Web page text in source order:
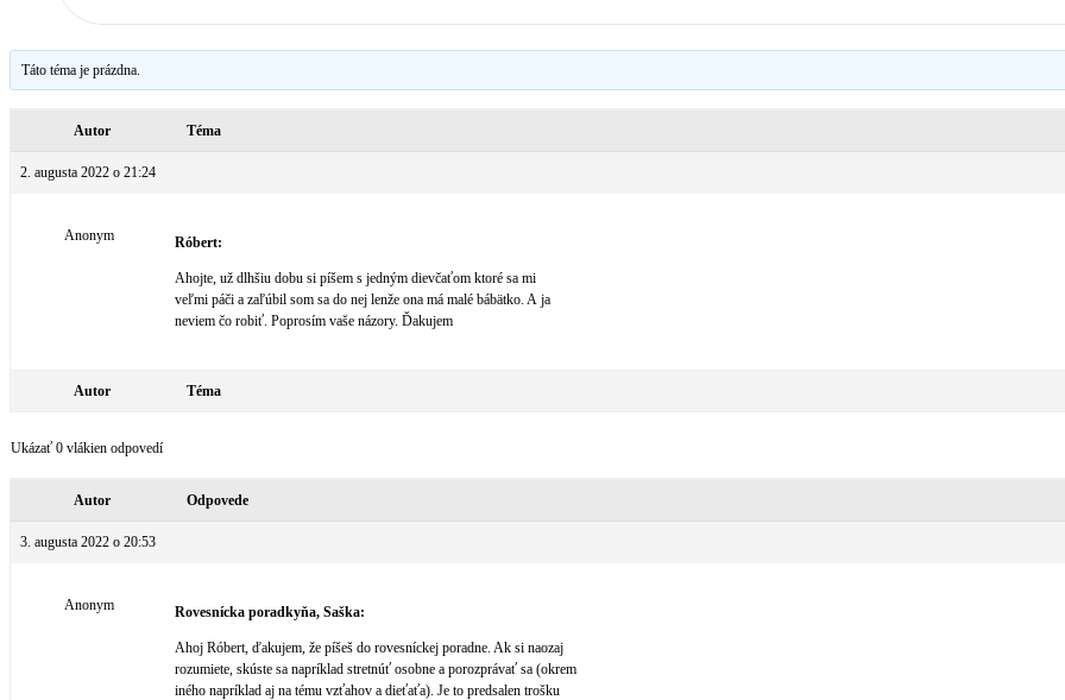
Táto téma je prázdna.
Autor Téma
2. augusta 2022 o 21:24
Anonym Róbert:
Ahojte, už dlhšiu dobu si píšem s jedným dievčaťom ktoré sa mi
veľmi páči a zaľúbil som sa do nej lenže ona má malé bábätko. A ja
neviem čo robiť. Poprosím vaše názory. Ďakujem
Autor Téma
Ukázať 0 vlákien odpovedí
Autor Odpovede
3. augusta 2022 o 20:53
Anonym Rovesnícka poradkyňa, Saška:
Ahoj Róbert, ďakujem, že píšeš do rovesníckej poradne. Ak si naozaj
rozumiete, skúste sa napríklad stretnúť osobne a porozprávať sa (okrem
iného napríklad aj na tému vzťahov a dieťaťa). Je to predsalen trošku